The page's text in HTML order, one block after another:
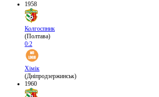
1958
Колгоспник
(Полтава)
0:2
Хімік
(Дніпродзержинськ)
1960